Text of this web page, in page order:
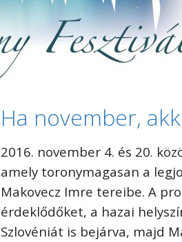
Ha november,
2016. november 4. és 20.
amely toronymagasan a
Makovecz Imre tereibe. A
érdeklődőket, a hazai
Szlovéniát is bejárva, majd